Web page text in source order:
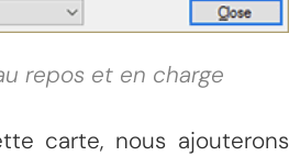
repos et en charge
carte, nous ajouterons